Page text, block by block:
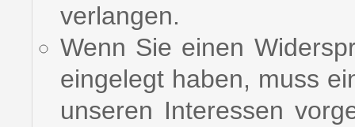
verlangen.
Wenn Sie einen
eingelegt haben, muss
unseren Interessen